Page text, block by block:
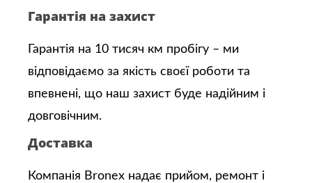
Гарантія на захист
Гарантія на 10 тисяч км пробігу – ми
відповідаємо за якість своєї роботи та
впевнені, що наш захист буде надійним і
довговічним.
Доставка
Компанія Bronex надає прийом, ремонт і